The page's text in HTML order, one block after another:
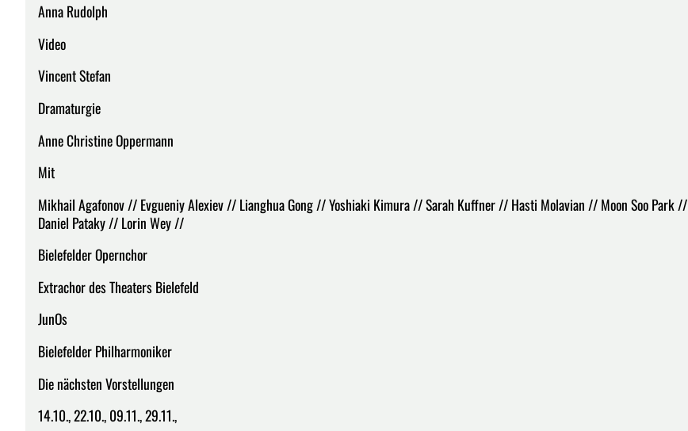
Anna Rudolph
Video
Vincent Stefan
Dramaturgie
Anne Christine Oppermann
Mit
Mikhail Agafonov // Evgueniy Alexiev // Lianghua Gong // Yoshiaki Kimura // Sarah Kuffner // Hasti Molavian // Moon Soo Park //
Daniel Pataky // Lorin Wey //
Bielefelder Opernchor
Extrachor des Theaters Bielefeld
JunOs
Bielefelder Philharmoniker
Die nächsten Vorstellungen
14.10., 22.10., 09.11., 29.11.,